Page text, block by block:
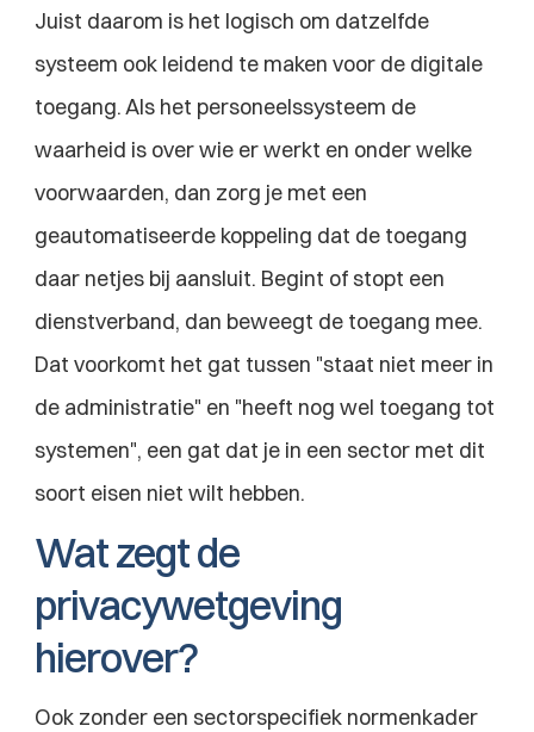
Juist daarom is het logisch om datzelfde
systeem ook leidend te maken voor de digitale
toegang. Als het personeelssysteem de
waarheid is over wie er werkt en onder welke
voorwaarden, dan zorg je met een
geautomatiseerde koppeling dat de toegang
daar netjes bij aansluit. Begint of stopt een
dienstverband, dan beweegt de toegang mee.
Dat voorkomt het gat tussen "staat niet meer in
de administratie" en "heeft nog wel toegang tot
systemen", een gat dat je in een sector met dit
soort eisen niet wilt hebben.
Wat zegt de
privacywetgeving
hierover?
Ook zonder een sectorspecifiek normenkader